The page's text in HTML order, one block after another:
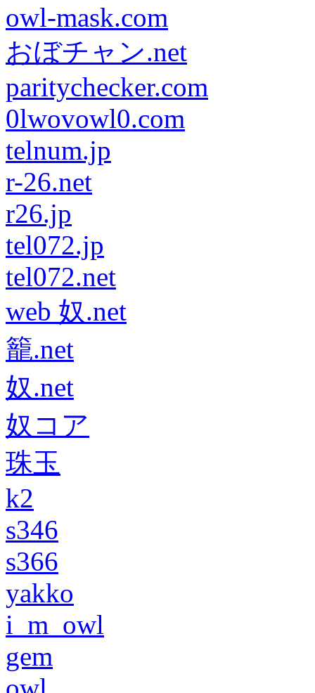
owl-mask.com
おぼチャン.net
paritychecker.com
0lwovowl0.com
telnum.jp
r-26.net
r26.jp
tel072.jp
tel072.net
web 奴.net
籠.net
奴.net
奴コア
珠玉
k2
s346
s366
yakko
i_m_owl
gem